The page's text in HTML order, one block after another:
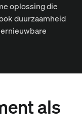
oplossing die
duurzaamheid
als